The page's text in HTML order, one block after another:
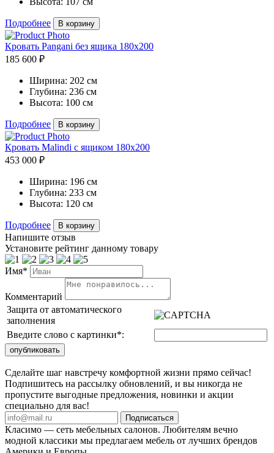
Подробнее В корзину
Кровать Pangani без ящика 180х200
185 600 ₽
Ширина: 202 см
Глубина: 236 см
Высота: 100 см
Подробнее В корзину
Кровать Malindi с ящиком 180х200
453 000 ₽
Ширина: 196 см
Глубина: 233 см
Высота: 120 см
Подробнее В корзину
Напишите отзыв
Установите рейтинг данному товару
Имя*
Комментарий
Защита от автоматического
заполнения
Введите слово с картинки*:
Сделайте шаг навстречу комфортной жизни прямо сейчас!
Подпишитесь на рассылку обновлений, и вы никогда не
пропустите выгодные предложения, новинки и акции
специально для вас!
Подписаться
Класимо — cеть мебельных салонов. Любителям вечно
модной классики мы предлагаем мебель от лучших брендов